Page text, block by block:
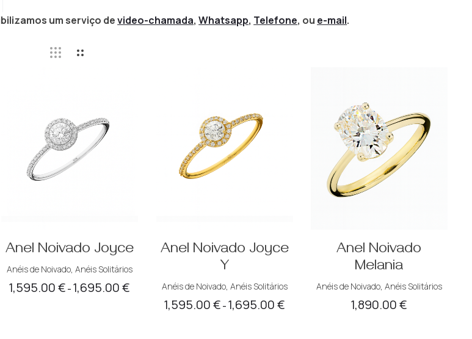
um serviço devideo-chamada,Whatsapp, Telefone, ou e-mail.
Anel Noivado Joyce
Anéis de Noivado, Anéis Solitários
1,595.00€ – 1,695.00€
Anel Noivado Joyce
Y
Anéis de Noivado, Anéis Solitários
1,595.00€ – 1,695.00€
Anel Noivado
Melania
Anéis de Noivado, Anéis Solitários
1,890.00€